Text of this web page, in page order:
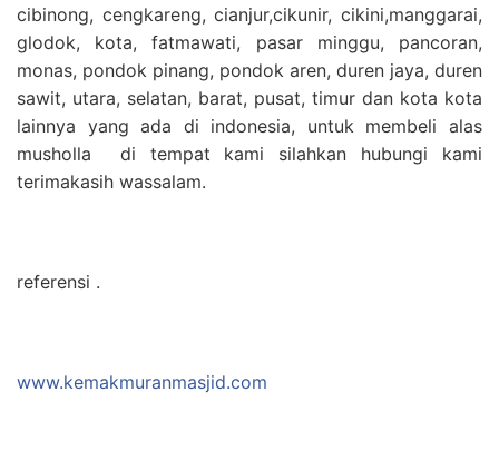
cibinong, cengkareng, cianjur,cikunir, cikini,manggarai,
glodok, kota, fatmawati, pasar minggu, pancoran,
monas, pondok pinang, pondok aren, duren jaya, duren
sawit, utara, selatan, barat, pusat, timur dan kota kota
lainnya yang ada di indonesia, untuk membeli alas
musholla di tempat kami silahkan hubungi kami
terimakasih wassalam.
referensi .
www.kemakmuranmasjid.com